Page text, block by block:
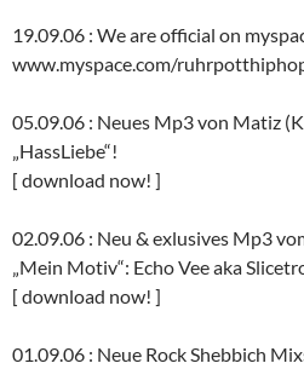
19.09.06 : We are official on
www.myspace.com/
05.09.06 : Neues Mp3 von Matiz
„HassLiebe“!
[ download now! ]
02.09.06 : Neu & exlusives Mp3
„Mein Motiv“: Echo Vee aka
[ download now! ]
01.09.06 : Neue Rock Shebbich